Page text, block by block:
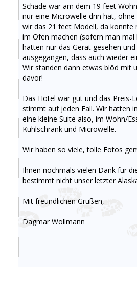
Schade war am dem 19 feet
nur eine Microwelle drin hat,
wir das 21 feet Modell, da konnte
im Ofen machen (sofern man mal
hatten nur das Gerät gesehen
ausgegangen, dass auch wieder
Wir standen dann etwas blöd mit
davor!
Das Hotel war gut und das Preis-
stimmt auf jeden Fall. Wir hatten
eine kleine Suite also, im Wohn/
Kühlschrank und Microwelle.
Wir haben so viele, tolle Fotos
Ihnen nochmals vielen Dank für
bestimmt nicht unser letzter
Mit freundlichen Grüßen,
Dagmar Wollmann